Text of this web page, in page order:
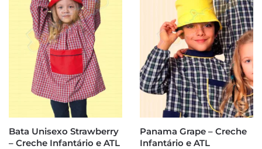
Bata Unisexo Strawberry
– Creche Infantário e ATL
Panama Grape – Creche
Infantário e ATL